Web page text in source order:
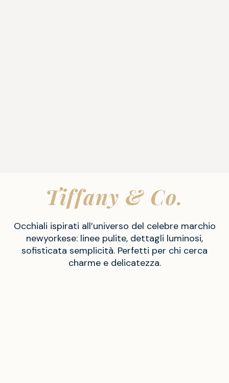
Tiffany & Co.
Occhiali ispirati all’universo del celebre marchio
newyorkese: linee pulite, dettagli luminosi,
sofisticata semplicità. Perfetti per chi cerca
charme e delicatezza.